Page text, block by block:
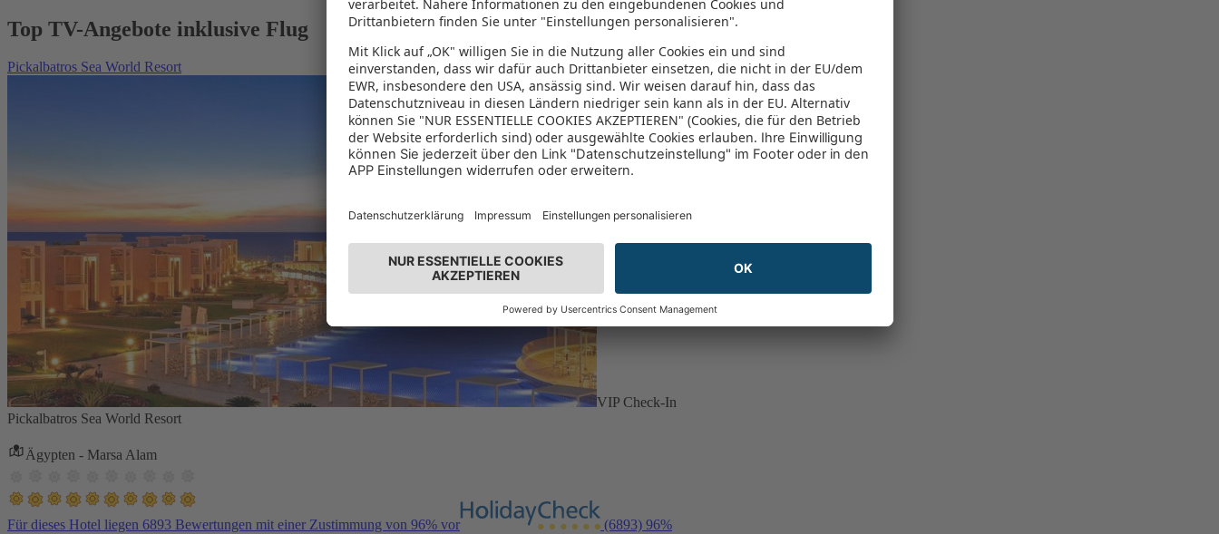
Top TV-Angebote inklusive Flug
Pickalbatros Sea World Resort
VIP Check-In
Pickalbatros Sea World Resort
Ägypten - Marsa Alam
Für dieses Hotel liegen 6893 Bewertungen mit einer Zustimmung von 96% vor (6893) 96%